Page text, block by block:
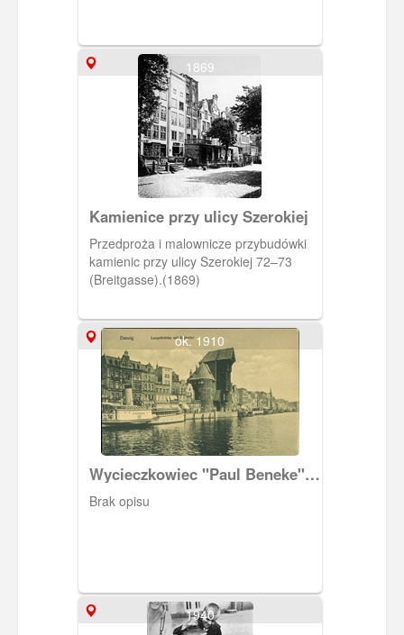
1869
Kamienice przy ulicy Szerokiej
Przedproża i malownicze przybudówki
kamienic przy ulicy Szerokiej 72–73
(Breitgasse).(1869)
ok. 1910
Wycieczkowiec "Paul Beneke"
na przystani przy Długim
Pobrzeżu oraz Żuraw
Brak opisu
1940